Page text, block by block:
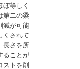
等しく
第二の梁
減が可能
くされて
長さを所
ることが
ストを削